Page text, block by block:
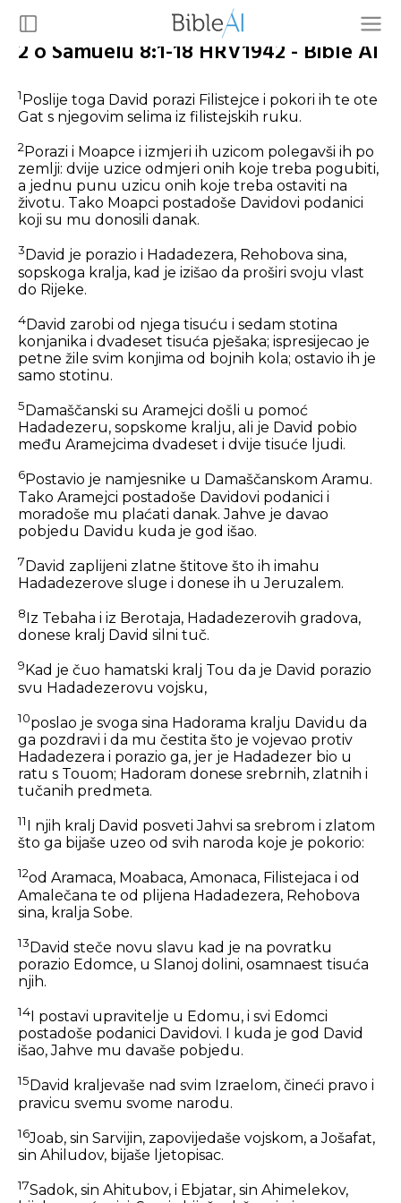
2 o Samuelu 8:1-18 HRV1942 - Bible AI
1Poslije toga David porazi Filistejce i pokori ih te ote
Gat s njegovim selima iz filistejskih ruku.
2 Porazi i Moapce i izmjeri ih uzicom polegavši ih po
zemlji: dvije uzice odmjeri onih koje treba pogubiti,
a jednu punu uzicu onih koje treba ostaviti na
životu. Tako Moapci postadoše Davidovi podanici
koji su mu donosili danak.
3 David je porazio i Hadadezera, Rehobova sina,
sopskoga kralja, kad je izišao da proširi svoju vlast
do Rijeke.
4David zarobi od njega tisuću i sedam stotina
konjanika i dvadeset tisuća pješaka; ispresijecao je
petne žile svim konjima od bojnih kola; ostavio ih je
samo stotinu.
5 Damaščanski su Aramejci došli u pomoć
Hadadezeru, sopskome kralju, ali je David pobio
među Aramejcima dvadeset i dvije tisuće ljudi.
6Postavio je namjesnike u Damaščanskom Aramu.
Tako Aramejci postadoše Davidovi podanici i
moradoše mu plaćati danak. Jahve je davao
pobjedu Davidu kuda je god išao.
7David zaplijeni zlatne štitove što ih imahu
Hadadezerove sluge i donese ih u Jeruzalem.
8 Iz Tebaha i iz Berotaja, Hadadezerovih gradova,
donese kralj David silni tuč.
9 Kad je čuo hamatski kralj Tou da je David porazio
svu Hadadezerovu vojsku,
10poslao je svoga sina Hadorama kralju Davidu da
ga pozdravi i da mu čestita što je vojevao protiv
Hadadezera i porazio ga, jer je Hadadezer bio u
ratu s Touom; Hadoram donese srebrnih, zlatnih i
tučanih predmeta.
11
I njih kralj David posveti Jahvi sa srebrom i zlatom
što ga bijaše uzeo od svih naroda koje je pokorio:
12od Aramaca, Moabaca, Amonaca, Filistejaca i od
Amalečana te od plijena Hadadezera, Rehobova
sina, kralja Sobe.
13David steče novu slavu kad je na povratku
porazio Edomce, u Slanoj dolini, osamnaest tisuća
njih.
14 I postavi upravitelje u Edomu, i svi Edomci
postadoše podanici Davidovi. I kuda je god David
išao, Jahve mu davaše pobjedu.
15 David kraljevaše nad svim Izraelom, čineći pravo i
pravicu svemu svome narodu.
16Joab, sin Sarvijin, zapovijedaše vojskom, a Jošafat,
sin Ahiludov, bijaše ljetopisac.
17Sadok, sin Ahitubov, i Ebjatar, sin Ahimelekov,